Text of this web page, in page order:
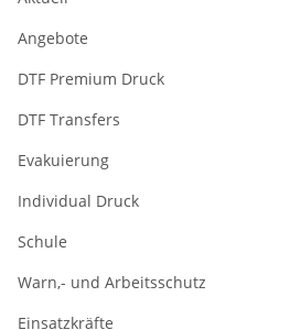
Angebote
DTF Premium Druck
DTF Transfers
Evakuierung
Individual Druck
Schule
Warn,- und Arbeitsschutz
Einsatzkräfte